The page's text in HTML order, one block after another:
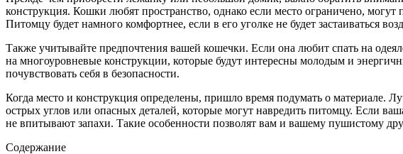
конструкция. Кошки любят пространство, однако если место ограничено,
Питомцу будет намного комфортнее, если в его уголке не будет застаиваться
Также учитывайте предпочтения вашей кошечки. Если она любит спать на
на многоуровневые конструкции, которые будут интересны молодым и
почувствовать себя в безопасности.
Когда место и конструкция определены, пришло время подумать о материале.
острых углов или опасных деталей, которые могут навредить питомцу. Если
не впитывают запахи. Такие особенности позволят вам и вашему пушистому
Содержание